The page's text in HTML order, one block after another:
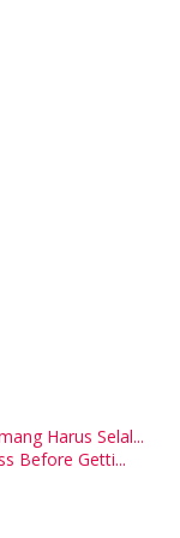
Harus Selal...
Before Getti...